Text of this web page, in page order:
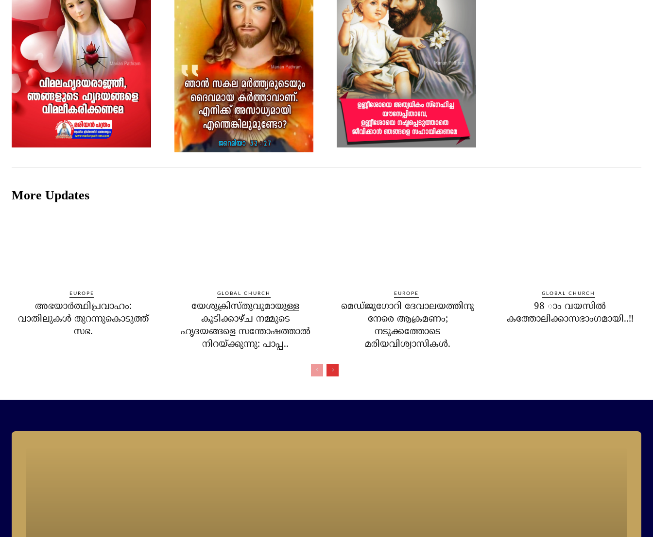
More Updates
EUROPE
അഭയാര്‍ത്ഥിപ്രവാഹം:
വാതിലുകള്‍ തുറന്നുകൊടുത്ത്
സഭ.
GLOBAL CHURCH
യേശുക്രിസ്തുവുമായുള്ള
കൂടിക്കാഴ്ച നമ്മുടെ
ഹൃദയങ്ങളെ സന്തോഷത്താല്‍
നിറയ്ക്കുന്നു: പാപ്പ..
EUROPE
മെഡ്ജുഗോറി ദേവാലയത്തിനു
നേരെ ആക്രമണം;
നടുക്കത്തോടെ
മരിയവിശ്വാസികള്‍.
GLOBAL CHURCH
98 ാം വയസില്‍
കത്തോലിക്കാസഭാംഗമായി..!!